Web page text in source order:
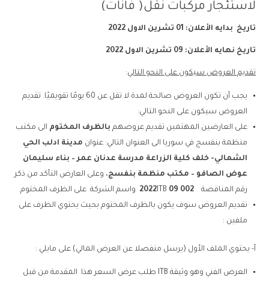
لاستئجار مركبات نقل( فانات)
تاريخ بدايه الأعلان: 01 تشرين الاول
تاريخ نهايه الأعلان: 09 تشرين الاول
تقديم العروض سيكون على النحو التالي:
يجب أن تكون العروض صالحة لمدة لا تقل عن 60 يومًا تقويميًا. تقديم
العروض سيكون على النحو التالي:
على العارضين المهتمين تقديم عروضهم بالظرف المختوم الى مكتب
منظمة بنفسج في سوريا الى العنوان التالي: عنوان مدينة ادلب الحي
الشمالي- خلف كلية الزراعة مدرسة عدنان عمر – بناء سليمان
عوض الصافو – مكتب منظمة بنفسج. وعلى العارض التأكد من ذكر
رقم المناقصة 002 09 2022
ITB واسم الشركة على الظرف المختوم.
تقديم العروض سوف يكون بالظرف المختوم بحيث يحتوي الظرف على
ملفين :
أ- يحتوي الملف الأول (يرسل منفصلا عن العرض المالي) على مايلي :
العرض الفني وهو وثيقة ITB طلب عرض السعر هذا المقدمة من قبل